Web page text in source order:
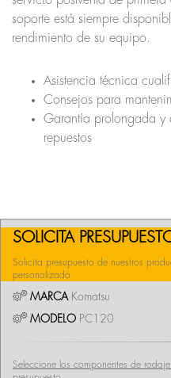
soporte está siempre
rendimiento de su equipo.
Asistencia técnica
Consejos para
Garantía prolongada y
repuestos
SOLICITA
Solicita presupuesto de nuestros
personalizado
MARCA Komatsu
MODELO PC120
Seleccione los componentes de